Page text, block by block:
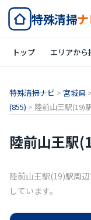
特殊清掃
トップ エリアから
特殊清掃ナビ > 宮城県 >
(855) > 陸前山王駅(19)
陸前山王駅
陸前山王駅(19)駅周
しています。